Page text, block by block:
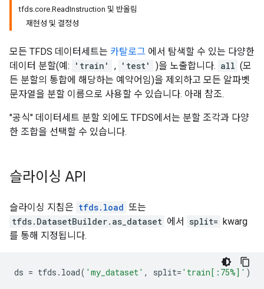
tfds.core.ReadInstruction 및 반올림
재현성 및 결정성
모든 TFDS 데이터세트는 카탈로그 에서 탐색할 수 있는 다양한
데이터 분할(예:
'train' , 'test' )을 노출합니다. all (모
든 분할의 통합에 해당하는 예약어임)을 제외하고 모든 알파벳
문자열을 분할 이름으로 사용할 수 있습니다. 아래 참조.
"공식" 데이터세트 분할 외에도 TFDS에서는 분할 조각과 다양
한 조합을 선택할 수 있습니다.
슬라이싱 API
슬라이싱 지침은 tfds.load 또는
tfds.DatasetBuilder.as_dataset 에서 split= kwarg
를 통해 지정됩니다.
ds = tfds . load( 'my_dataset' , split= 'train[:75%]' )